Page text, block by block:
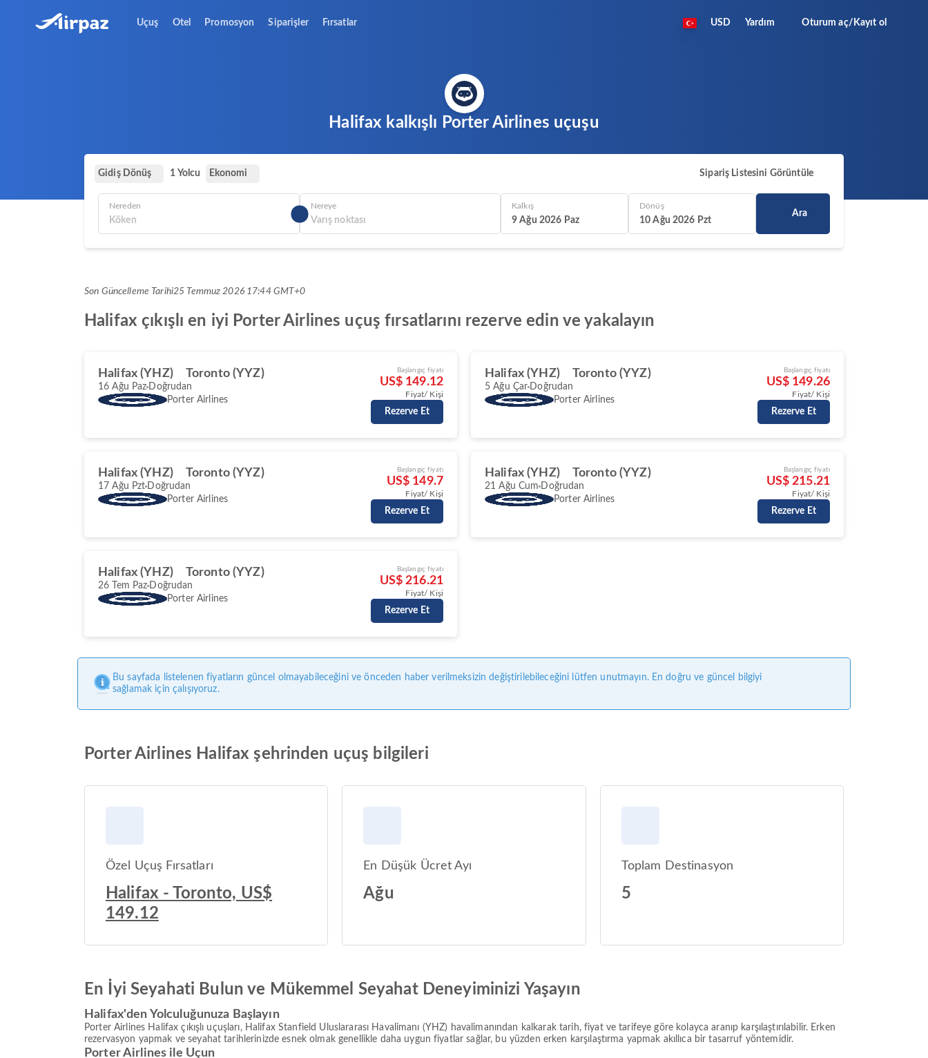
Uçuş Otel Promosyon Siparişler Fırsatlar USD Yardım Oturum aç/Kayıt ol
Halifax kalkışlı Porter Airlines uçuşu
Gidiş Dönüş 1 Yolcu Ekonomi Sipariş Listesini Görüntüle
Nereden Nereye Kalkış
9 Ağu 2026 Paz
Dönüş
10 Ağu 2026 Pzt
Ara
Son Güncelleme Tarihi25 Temmuz 2026 17:44 GMT+0
Halifax çıkışlı en iyi Porter Airlines uçuş fırsatlarını rezerve edin ve yakalayın
Halifax (YHZ) Toronto (YYZ)
16 Ağu Paz Doğrudan
Porter Airlines
Başlangıç fiyatı
US$ 149.12
Fiyat/ Kişi
Rezerve Et
Halifax (YHZ) Toronto (YYZ)
5 Ağu Çar Doğrudan
Porter Airlines
Başlangıç fiyatı
US$ 149.26
Fiyat/ Kişi
Rezerve Et
Halifax (YHZ) Toronto (YYZ)
17 Ağu Pzt Doğrudan
Porter Airlines
Başlangıç fiyatı
US$ 149.7
Fiyat/ Kişi
Rezerve Et
Halifax (YHZ) Toronto (YYZ)
21 Ağu Cum Doğrudan
Porter Airlines
Başlangıç fiyatı
US$ 215.21
Fiyat/ Kişi
Rezerve Et
Halifax (YHZ) Toronto (YYZ)
26 Tem Paz Doğrudan
Porter Airlines
Başlangıç fiyatı
US$ 216.21
Fiyat/ Kişi
Rezerve Et
Bu sayfada listelenen fiyatların güncel olmayabileceğini ve önceden haber verilmeksizin değiştirilebileceğini lütfen unutmayın. En doğru ve güncel bilgiyi
sağlamak için çalışıyoruz.
Porter Airlines Halifax şehrinden uçuş bilgileri
Özel Uçuş Fırsatları
Halifax - Toronto, US$
149.12
En Düşük Ücret Ayı
Ağu
Toplam Destinasyon
5
En İyi Seyahati Bulun ve Mükemmel Seyahat Deneyiminizi Yaşayın
Halifax'den Yolculuğunuza Başlayın
Porter Airlines Halifax çıkışlı uçuşları, Halifax Stanfield Uluslararası Havalimanı (YHZ) havalimanından kalkarak tarih, fiyat ve tarifeye göre kolayca aranıp karşılaştırılabilir. Erken
rezervasyon yapmak ve seyahat tarihlerinizde esnek olmak genellikle daha uygun fiyatlar sağlar, bu yüzden erken karşılaştırma yapmak akıllıca bir tasarruf yöntemidir.
Porter Airlines ile Uçun